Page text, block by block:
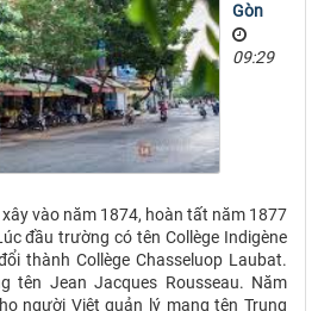
Gòn
09:29
vào năm 1874, hoàn tất năm 1877
đầu trường có tên Collège Indigène
thành Collège Chasseluop Laubat.
tên Jean Jacques Rousseau. Năm
người Việt quản lý mang tên Trung